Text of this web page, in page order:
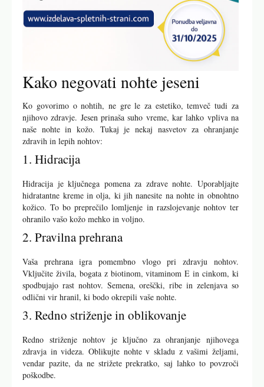
Kako negovati nohte jeseni
Ko govorimo o nohtih, ne gre le za estetiko, temveč tudi za
njihovo zdravje. Jesen prinaša suho vreme, kar lahko vpliva na
naše nohte in kožo. Tukaj je nekaj nasvetov za ohranjanje
zdravih in lepih nohtov:
1. Hidracija
Hidracija je ključnega pomena za zdrave nohte. Uporabljajte
hidratantne kreme in olja, ki jih nanesite na nohte in obnohtno
kožico. To bo preprečilo lomljenje in razslojevanje nohtov ter
ohranilo vašo kožo mehko in voljno.
2. Pravilna prehrana
Vaša prehrana igra pomembno vlogo pri zdravju nohtov.
Vključite živila, bogata z biotinom, vitaminom E in cinkom, ki
spodbujajo rast nohtov. Semena, oreščki, ribe in zelenjava so
odlični vir hranil, ki bodo okrepili vaše nohte.
3. Redno striženje in oblikovanje
Redno striženje nohtov je ključno za ohranjanje njihovega
zdravja in videza. Oblikujte nohte v skladu z vašimi željami,
vendar pazite, da ne strižete prekratko, saj lahko to povzroči
poškodbe.